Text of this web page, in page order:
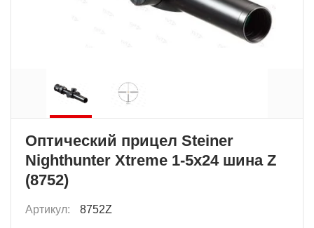
Оптический прицел Steiner
Nighthunter Xtreme 1-5x24 шина Z
(8752)
Артикул: 8752Z